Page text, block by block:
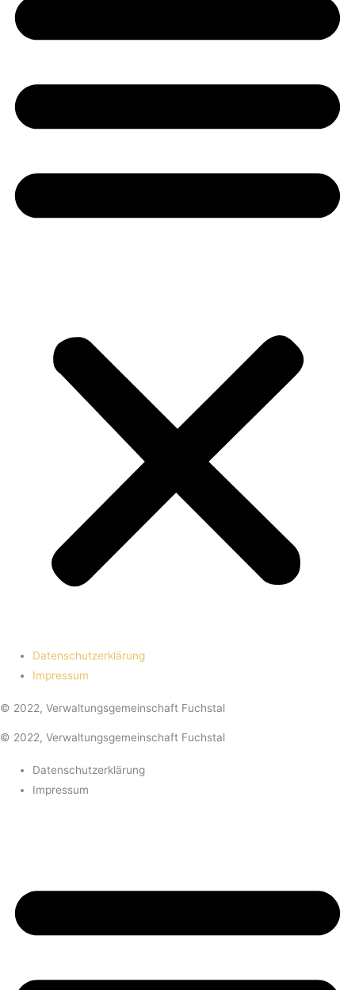
Datenschutzerklärung
Impressum
© 2022, Verwaltungsgemeinschaft Fuchstal
© 2022, Verwaltungsgemeinschaft Fuchstal
Datenschutzerklärung
Impressum